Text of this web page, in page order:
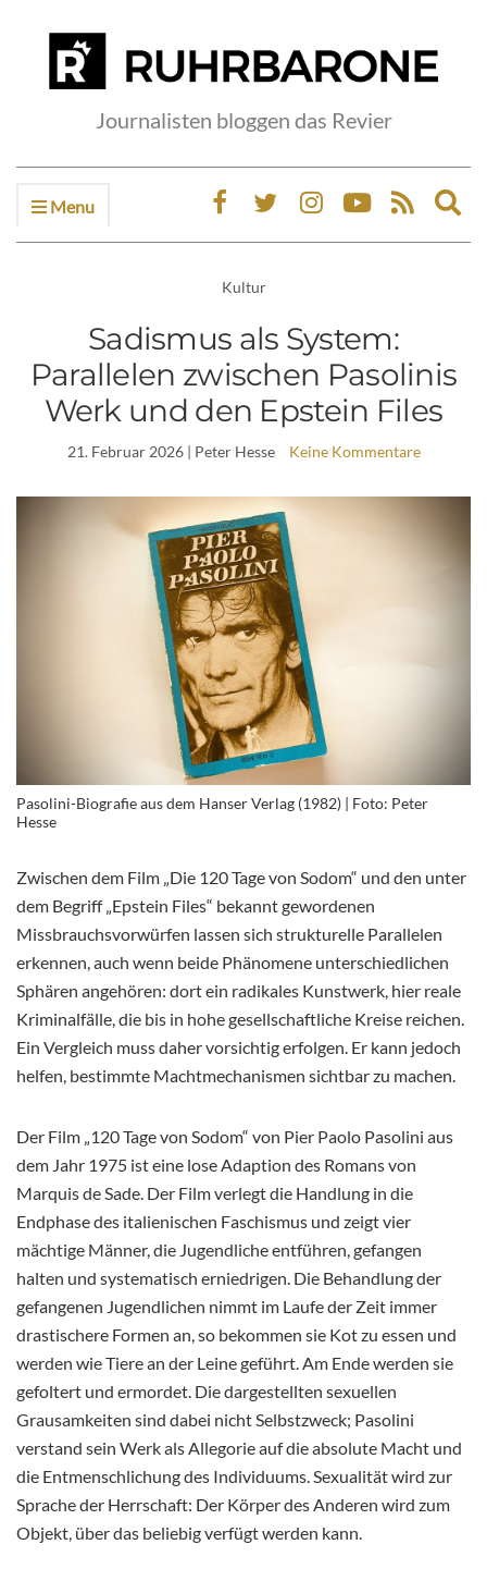
Journalisten bloggen das Revier
Menu
Kultur
Sadismus als System:
Parallelen zwischen Pasolinis
Werk und den Epstein Files
21. Februar 2026| Peter Hesse Keine Kommentare
Pasolini-Biografie aus dem Hanser Verlag (1982) | Foto: Peter
Hesse
Zwischen dem Film „Die 120 Tage von Sodom“ und den unter
dem Begriff „Epstein Files“ bekannt gewordenen
Missbrauchsvorwürfen lassen sich strukturelle Parallelen
erkennen, auch wenn beide Phänomene unterschiedlichen
Sphären angehören: dort ein radikales Kunstwerk, hier reale
Kriminalfälle, die bis in hohe gesellschaftliche Kreise reichen.
Ein Vergleich muss daher vorsichtig erfolgen. Er kann jedoch
helfen, bestimmte Machtmechanismen sichtbar zu machen.
Der Film „120 Tage von Sodom“ von Pier Paolo Pasolini aus
dem Jahr 1975 ist eine lose Adaption des Romans von
Marquis de Sade. Der Film verlegt die Handlung in die
Endphase des italienischen Faschismus und zeigt vier
mächtige Männer, die Jugendliche entführen, gefangen
halten und systematisch erniedrigen. Die Behandlung der
gefangenen Jugendlichen nimmt im Laufe der Zeit immer
drastischere Formen an, so bekommen sie Kot zu essen und
werden wie Tiere an der Leine geführt. Am Ende werden sie
gefoltert und ermordet. Die dargestellten sexuellen
Grausamkeiten sind dabei nicht Selbstzweck; Pasolini
verstand sein Werk als Allegorie auf die absolute Macht und
die Entmenschlichung des Individuums. Sexualität wird zur
Sprache der Herrschaft: Der Körper des Anderen wird zum
Objekt, über das beliebig verfügt werden kann.